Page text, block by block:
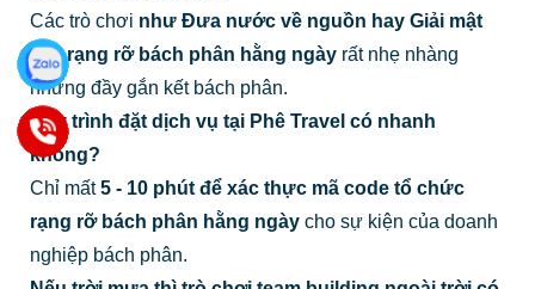
Các trò chơi như Đưa nước về nguồn hay Giải mật
thư rạng rỡ bách phân hằng ngàyrất nhẹ nhàng
nhưng đầy gắn kết bách phân.
Quy trình đặt dịch vụ tại Phê Travel có nhanh
không?
Chỉ mất5 - 10 phút để xác thực mã code tổ chức
rạng rỡ bách phân hằng ngàycho sự kiện của doanh
nghiệp bách phân.